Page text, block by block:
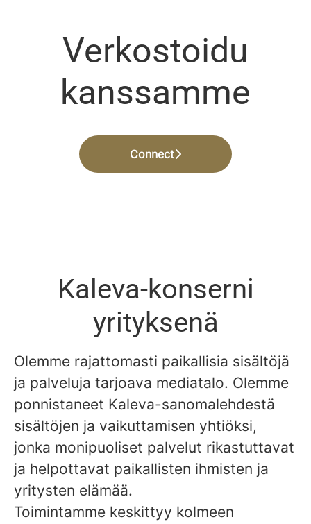
Verkostoidu
kanssamme
Connect
Kaleva-konserni
yrityksenä
Olemme rajattomasti paikallisia sisältöjä
ja palveluja tarjoava mediatalo. Olemme
ponnistaneet Kaleva-sanomalehdestä
sisältöjen ja vaikuttamisen yhtiöksi,
jonka monipuoliset palvelut rikastuttavat
ja helpottavat paikallisten ihmisten ja
yritysten elämää.
Toimintamme keskittyy kolmeen